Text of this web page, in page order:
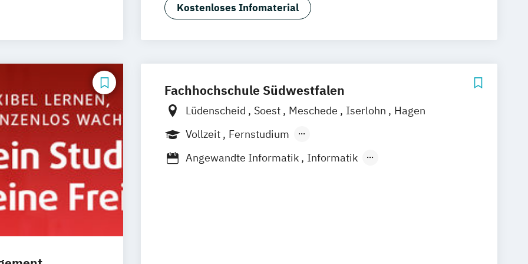
EN)
Kostenloses Infomaterial
Fachhochschule Südwestfalen
Lüdenscheid Soest Meschede Iserlohn
Hagen
Vollzeit
Fernstudium
Berufsbegleitendes Präsenzstudium
Angewandte Informatik
Informatik